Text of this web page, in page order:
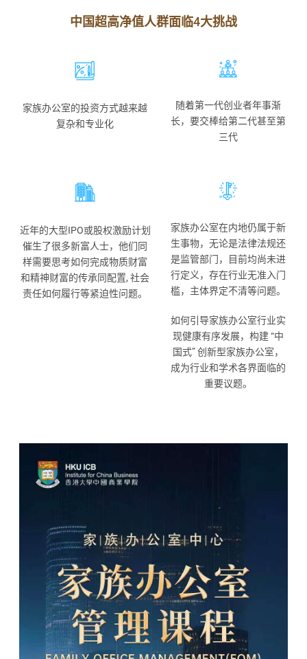
中国超高净值人群面临4大挑战
家族办公室的投资方式越来越
复杂和专业化
随着第一代创业者年事渐
长，要交棒给第二代甚至第
三代
近年的大型IPO或股权激励计划
催生了很多新富人士，他们同
样需要思考如何完成物质财富
和精神财富的传承同配置, 社会
责任如何履行等紧迫性问题。
家族办公室在内地仍属于新
生事物，无论是法律法规还
是监管部门，目前均尚未进
行定义，存在行业无准入门
槛，主体界定不清等问题。
如何引导家族办公室行业实
现健康有序发展，构建 “中
国式” 创新型家族办公室，
成为行业和学术各界面临的
重要议题。